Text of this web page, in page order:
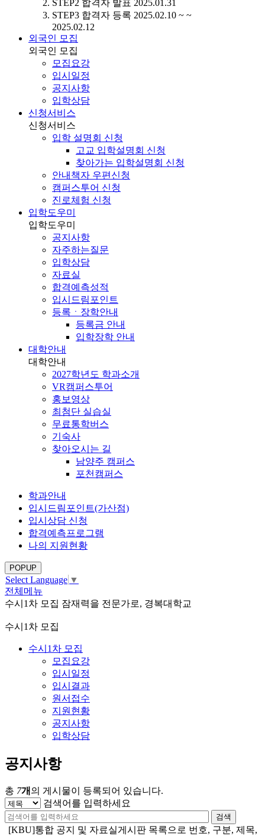
STEP2 합격자 발표 2025.01.31
STEP3 합격자 등록 2025.02.10 ~ ~
2025.02.12
외국인 모집
외국인 모집
모집요강
입시일정
공지사항
입학상담
신청서비스
신청서비스
입학 설명회 신청
고교 입학설명회 신청
찾아가는 입학설명회 신청
안내책자 우편신청
캠퍼스투어 신청
진로체험 신청
입학도우미
입학도우미
공지사항
자주하는질문
입학상담
자료실
합격예측성적
입시드림포인트
등록ㆍ장학안내
등록금 안내
입학장학 안내
대학안내
대학안내
2027학년도 학과소개
VR캠퍼스투어
홍보영상
최첨단 실습실
무료통학버스
기숙사
찾아오시는 길
남양주 캠퍼스
포천캠퍼스
학과안내
입시드림포인트(가산점)
입시상담 신청
합격예측프로그램
나의 지원현황
POPUP
Select Language ▼
전체메뉴
수시1차 모집 잠재력을 전문가로, 경복대학교
수시1차 모집
수시1차 모집
모집요강
입시일정
입시결과
원서접수
지원현황
공지사항
입학상담
공지사항
총 7개 의 게시물이 등록되어 있습니다.
검색어를 입력하세요
검색
[KBU]통합 공지 및 자료실게시판 목록으로 번호, 구분, 제목,